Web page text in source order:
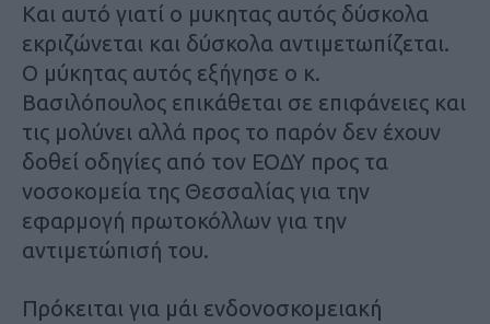
Και αυτό γιατί ο μυκητας αυτός δύσκολα
εκριζώνεται και δύσκολα αντιμετωπίζεται.
Ο μύκητας αυτός εξήγησε ο κ.
Βασιλόπουλος επικάθεται σε επιφάνειες και
τις μολύνει αλλά προς το παρόν δεν έχουν
δοθεί οδηγίες από τον ΕΟΔΥ προς τα
νοσοκομεία της Θεσσαλίας για την
εφαρμογή πρωτοκόλλων για την
αντιμετώπισή του.
Πρόκειται για μάι ενδονοσκομειακή